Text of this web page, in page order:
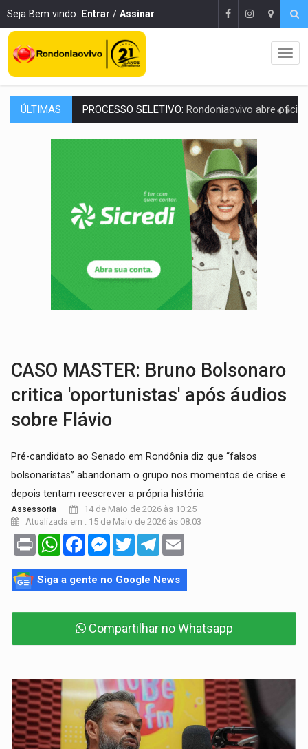
Seja Bem vindo. Entrar / Assinar
ÚLTIMAS AGOSTO LILÁS:MPRO lança de portal e promove reflexão sobre trajetória da
REGULARIZAÇÃO:Refis 2026 segue até o fim do ano para
Programa da Energisa beneficia 60 famílias com geladeiras
VIOLÊNCIA VICÁRIA: MPRO obtém condenação de réu a 21 anos de prisão
INDISPONÍVEL:Transparência do Cinderondônia apresenta
IGs de Rondônia entram em programa internacional para
VÍDEO:Acidente envolve cinco veículos em obra de
EDUCAÇÃO: Corumbiara lidera Ideb 2025 entre redes
CASO MASTER: Bruno Bolsonaro
critica 'oportunistas' após áudios
sobre Flávio
Pré-candidato ao Senado em Rondônia diz que “falsos
bolsonaristas” abandonam o grupo nos momentos de crise e
depois tentam reescrever a própria história
Assessoria
14 de Maio de 2026 às 10:25
Atualizada em : 15 de Maio de 2026 às 08:03
Print WhatsAppFacebookMessenger
TwitterTelegram
Siga a gente no Google News
Compartilhar no Whatsapp